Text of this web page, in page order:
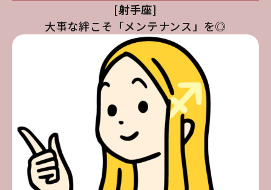
[射手座]
大事な絆こそ「メンテナンス」を◎